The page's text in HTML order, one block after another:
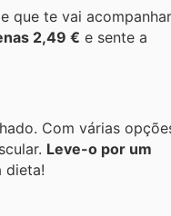
que te vai acompanhar
2,49 € e sente a
Com várias
Leve-o por um
dieta!